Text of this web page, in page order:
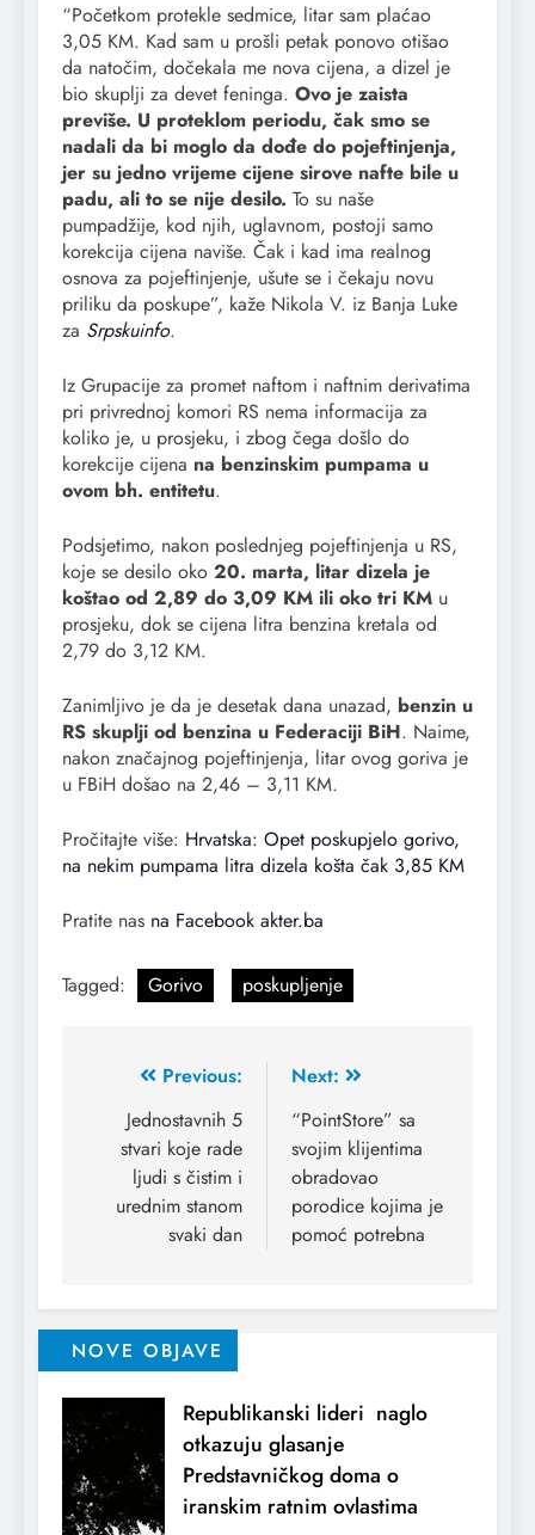
“Početkom protekle sedmice, litar sam plaćao
3,05 KM. Kad sam u prošli petak ponovo otišao
da natočim, dočekala me nova cijena, a dizel je
bio skuplji za devet feninga. Ovo je zaista
previše. U proteklom periodu, čak smo se
nadali da bi moglo da dođe do pojeftinjenja,
jer su jedno vrijeme cijene sirove nafte bile u
padu, ali to se nije desilo. To su naše
pumpadžije, kod njih, uglavnom, postoji samo
korekcija cijena naviše. Čak i kad ima realnog
osnova za pojeftinjenje, ušute se i čekaju novu
priliku da poskupe”, kaže Nikola V. iz Banja Luke
za Srpskuinfo.
Iz Grupacije za promet naftom i naftnim derivatima
pri privrednoj komori RS nema informacija za
koliko je, u prosjeku, i zbog čega došlo do
korekcije cijena na benzinskim pumpama u
ovom bh. entitetu.
Podsjetimo, nakon poslednjeg pojeftinjenja u RS,
koje se desilo oko 20. marta, litar dizela je
koštao od 2,89 do 3,09 KM ili oko tri KM u
prosjeku, dok se cijena litra benzina kretala od
2,79 do 3,12 KM.
Zanimljivo je da je desetak dana unazad, benzin u
RS skuplji od benzina u Federaciji BiH. Naime,
nakon značajnog pojeftinjenja, litar ovog goriva je
u FBiH došao na 2,46 – 3,11 KM.
Pročitajte više: Hrvatska: Opet poskupjelo gorivo,
na nekim pumpama litra dizela košta čak 3,85 KM
Pratite nas na Facebook akter.ba
Tagged: Gorivo poskupljenje
Previous:
Jednostavnih 5
stvari koje rade
ljudi s čistim i
urednim stanom
svaki dan
Next:
“PointStore” sa
svojim klijentima
obradovao
porodice kojima je
pomoć potrebna
NOVE OBJAVE
Republikanski lideri naglo
otkazuju glasanje
Predstavničkog doma o
iranskim ratnim ovlastima